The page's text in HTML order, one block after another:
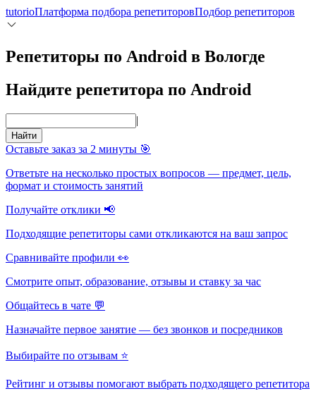
tutorioПлатформа подбора репетиторовПодбор репетиторов
Репетиторы по Android в Вологде
Найдите репетитора по Android
|
Найти
Оставьте заказ за 2 минуты 🎯
Ответьте на несколько простых вопросов — предмет, цель,
формат и стоимость занятий
Получайте отклики 📢
Подходящие репетиторы сами откликаются на ваш запрос
Сравнивайте профили 👀
Смотрите опыт, образование, отзывы и ставку за час
Общайтесь в чате 💬
Назначайте первое занятие — без звонков и посредников
Выбирайте по отзывам ⭐
Рейтинг и отзывы помогают выбрать подходящего репетитора